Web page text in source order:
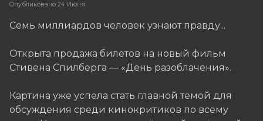
Опубликовано 24 Июня
Семь миллиардов человек узнают правду...
Открыта продажа билетов на новый фильм
Стивена Спилберга — «День разоблачения».
Картина уже успела стать главной темой для
обсуждения среди кинокритиков по всему